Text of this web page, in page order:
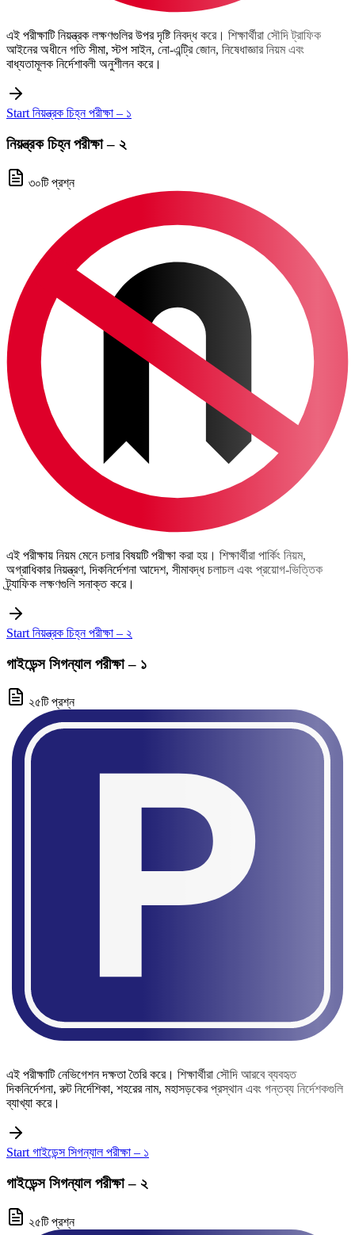
এই পরীক্ষাটি নিয়ন্ত্রক লক্ষণগুলির উপর দৃষ্টি নিবদ্ধ করে। শিক্ষার্থীরা সৌদি ট্রাফিক
আইনের অধীনে গতি সীমা, স্টপ সাইন, নো-এন্ট্রি জোন, নিষেধাজ্ঞার নিয়ম এবং
বাধ্যতামূলক নির্দেশাবলী অনুশীলন করে।
Start নিয়ন্ত্রক চিহ্ন পরীক্ষা – ১
নিয়ন্ত্রক চিহ্ন পরীক্ষা – ২
৩০টি প্রশ্ন
এই পরীক্ষায় নিয়ম মেনে চলার বিষয়টি পরীক্ষা করা হয়। শিক্ষার্থীরা পার্কিং নিয়ম,
অগ্রাধিকার নিয়ন্ত্রণ, দিকনির্দেশনা আদেশ, সীমাবদ্ধ চলাচল এবং প্রয়োগ-ভিত্তিক
ট্র্যাফিক লক্ষণগুলি সনাক্ত করে।
Start নিয়ন্ত্রক চিহ্ন পরীক্ষা – ২
গাইডেন্স সিগন্যাল পরীক্ষা – ১
২৫টি প্রশ্ন
এই পরীক্ষাটি নেভিগেশন দক্ষতা তৈরি করে। শিক্ষার্থীরা সৌদি আরবে ব্যবহৃত
দিকনির্দেশনা, রুট নির্দেশিকা, শহরের নাম, মহাসড়কের প্রস্থান এবং গন্তব্য নির্দেশকগুলি
ব্যাখ্যা করে।
Start গাইডেন্স সিগন্যাল পরীক্ষা – ১
গাইডেন্স সিগন্যাল পরীক্ষা – ২
২৫টি প্রশ্ন